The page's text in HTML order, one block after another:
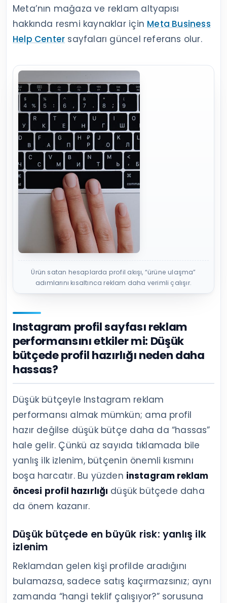
Meta’nın mağaza ve reklam altyapısı
hakkında resmi kaynaklar için Meta Business
Help Center sayfaları güncel referans olur.
Ürün satan hesaplarda profil akışı, “ürüne ulaşma”
adımlarını kısaltınca reklam daha verimli çalışır.
Instagram profil sayfası reklam
performansını etkiler mi: Düşük
bütçede profil hazırlığı neden daha
hassas?
Düşük bütçeyle Instagram reklam
performansı almak mümkün; ama profil
hazır değilse düşük bütçe daha da “hassas”
hale gelir. Çünkü az sayıda tıklamada bile
yanlış ilk izlenim, bütçenin önemli kısmını
boşa harcatır. Bu yüzden instagram reklam
öncesi profil hazırlığı düşük bütçede daha
da önem kazanır.
Düşük bütçede en büyük risk: yanlış ilk
izlenim
Reklamdan gelen kişi profilde aradığını
bulamazsa, sadece satış kaçırmazsınız; aynı
zamanda “hangi teklif çalışıyor?” sorusuna